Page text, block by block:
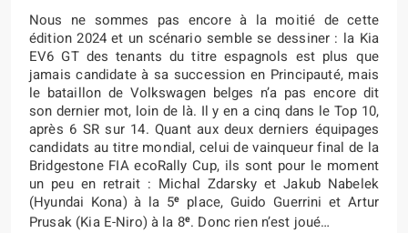
Nous ne sommes pas encore à la moitié de cette
édition 2024 et un scénario semble se dessiner : la Kia
EV6 GT des tenants du titre espagnols est plus que
jamais candidate à sa succession en Principauté, mais
le bataillon de Volkswagen belges n’a pas encore dit
son dernier mot, loin de là. Il y en a cinq dans le Top 10,
après 6 SR sur 14. Quant aux deux derniers équipages
candidats au titre mondial, celui de vainqueur final de la
Bridgestone FIA ecoRally Cup, ils sont pour le moment
un peu en retrait : Michal Zdarsky et Jakub Nabelek
(Hyundai Kona) à la 5e place, Guido Guerrini et Artur
Prusak (Kia E-Niro) à la 8e. Donc rien n’est joué…